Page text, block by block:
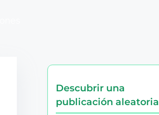
Descubrir una
publicación aleatoria